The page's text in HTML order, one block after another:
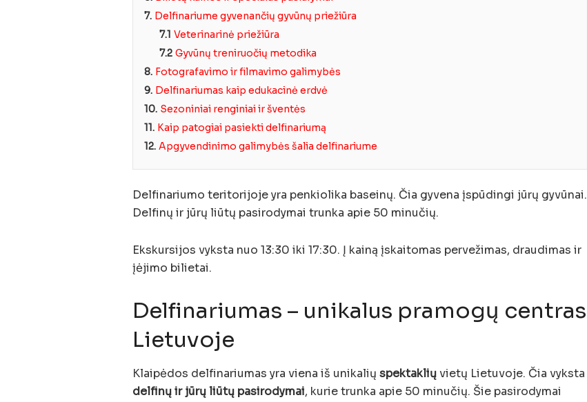
7. Delfinariume gyvenančių gyvūnų priežiūra
7.1 Veterinarinė priežiūra
7.2 Gyvūnų treniruočių metodika
8. Fotografavimo ir filmavimo galimybės
9. Delfinariumas kaip edukacinė erdvė
10. Sezoniniai renginiai ir šventės
11. Kaip patogiai pasiekti delfinariumą
12. Apgyvendinimo galimybės šalia delfinariume
Delfinariumo teritorijoje yra penkiolika baseinų. Čia gyvena įspūdingi jūrų gyvūnai.
Delfinų ir jūrų liūtų pasirodymai trunka apie 50 minučių.
Ekskursijos vyksta nuo 13:30 iki 17:30. Į kainą įskaitomas pervežimas, draudimas ir
įėjimo bilietai.
Delfinariumas – unikalus pramogų centras
Lietuvoje
Klaipėdos delfinariumas yra viena iš unikalių spektakliųvietų Lietuvoje. Čia vyksta
delfinų ir jūrų liūtų pasirodymai, kurie trunka apie 50 minučių. Šie pasirodymai